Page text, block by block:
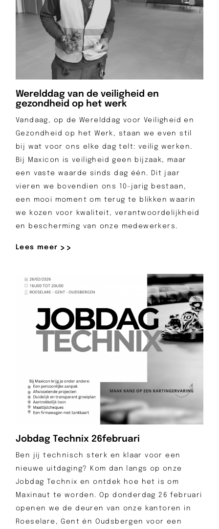
Werelddag van de veiligheid en
gezondheid op het werk
Vandaag, op de Werelddag voor Veiligheid en
Gezondheid op het Werk, staan we even stil
bij wat voor ons elke dag telt: veilig werken.
Bij Maxicon is veiligheid geen bijzaak, maar
een vaste waarde sinds dag één. Dit jaar
vieren we bovendien ons 10-jarig bestaan,
een mooi moment om terug te blikken waarin
we kozen voor kwaliteit, verantwoordelijkheid
en bescherming van onze medewerkers.
Lees meer
Jobdag Technix 26februari
Ben jij technisch sterk en klaar voor een
nieuwe uitdaging? Kom dan langs op onze
Jobdag Technix en ontdek hoe het is om
Maxinaut te worden. Op donderdag 26 februari
openen we de deuren van onze kantoren in
Roeselare, Gent én Oudsbergen voor een